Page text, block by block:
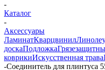
-
Каталог
-
Аксессуары
ЛаминатКварцвинил
доскаПодложка
коврикиИскусственная трава
-Соединитель для